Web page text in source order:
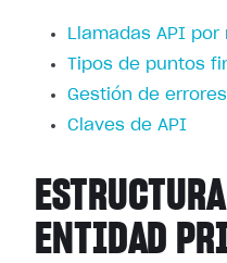
Llamadas API
Tipos de puntos
Gestión de errores
Claves de API
ENTIDAD